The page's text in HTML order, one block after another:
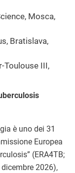
Mosca,
Bratislava,
Toulouse III,
è uno dei 31
Europea
(ERA4TB;
dicembre 2026),